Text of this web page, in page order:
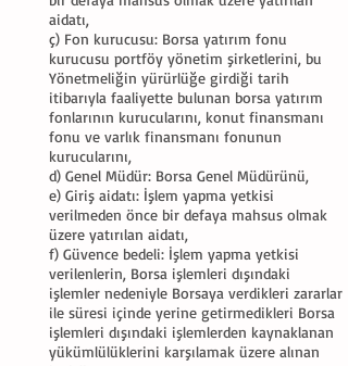
aidatı,
ç) Fon kurucusu: Borsa yatırım fonu
kurucusu portföy yönetim şirketlerini, bu
Yönetmeliğin yürürlüğe girdiği tarih
itibarıyla faaliyette bulunan borsa yatırım
fonlarının kurucularını, konut finansmanı
fonu ve varlık finansmanı fonunun
kurucularını,
d) Genel Müdür: Borsa Genel Müdürünü,
e) Giriş aidatı: İşlem yapma yetkisi
verilmeden önce bir defaya mahsus olmak
üzere yatırılan aidatı,
f) Güvence bedeli: İşlem yapma yetkisi
verilenlerin, Borsa işlemleri dışındaki
işlemler nedeniyle Borsaya verdikleri zararlar
ile süresi içinde yerine getirmedikleri Borsa
işlemleri dışındaki işlemlerden kaynaklanan
yükümlülüklerini karşılamak üzere alınan